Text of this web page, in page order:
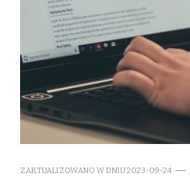
ZAKTUALIZOWANO W DNIU2023-09-24